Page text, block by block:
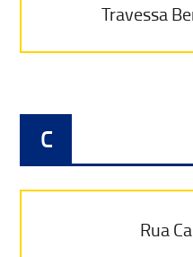
Travessa
C
Rua